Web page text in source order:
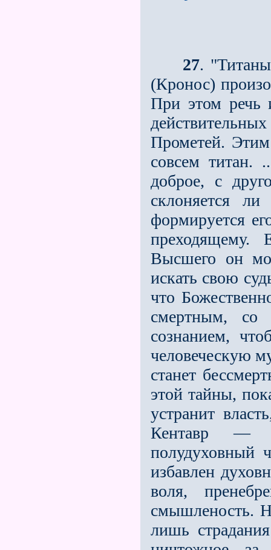
27.
(Кронос)
При этом речь
Прометей. Этим
совсем титан.
доброе, с
склоняется
формируется
преходящему.
Высшего он
искать свою
что
смертным, со
сознанием,
человеческую
станет
этой тайны,
устранит
Кентавр —
полудуховный
избавлен
воля,
смышленость.
лишь